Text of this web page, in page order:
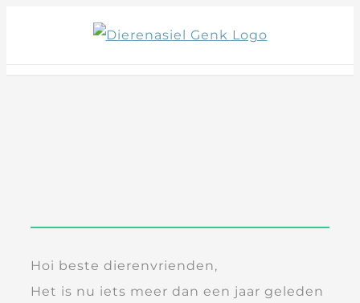
content
Hoi beste dierenvrienden,
Het is nu iets meer dan een jaar geleden